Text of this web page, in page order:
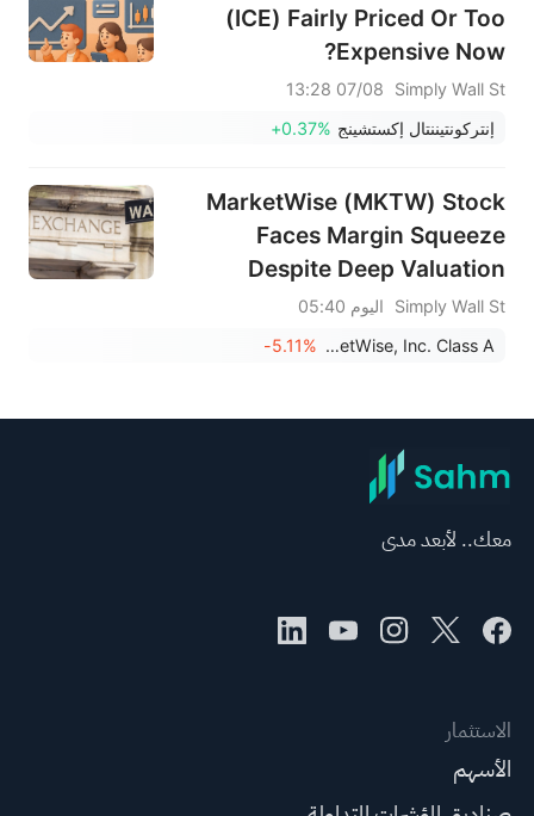
(ICE) Fairly Priced Or Too
Expensive Now?
Simply Wall St
07/08 13:28
إنتركونتيننتال إكستشينج +0.37%
MarketWise (MKTW) Stock
Faces Margin Squeeze
Despite Deep Valuation
Discount
Simply Wall St
اليوم 05:40
MarketWise, Inc. Class A
-5.11%
معك.. لأبعد مدى
الاستثمار
الأسهم